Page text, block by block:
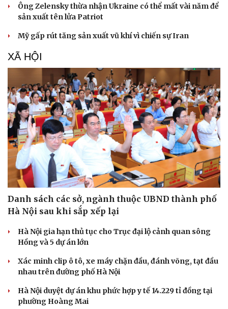
Sản phụ khoa
Nhi khoa
Làm đẹp - giảm cân
Ăn sạch sống khỏe
Tình yêu - Gia đình
Ông Zelensky thừa nhận Ukraine có thể mất vài năm để
sản xuất tên lửa Patriot
Mỹ gấp rút tăng sản xuất vũ khí vì chiến sự Iran
XÃ HỘI
Danh sách các sở, ngành thuộc UBND thành phố
Hà Nội sau khi sắp xếp lại
Hà Nội gia hạn thủ tục cho Trục đại lộ cảnh quan sông
Hồng và 5 dự án lớn
Xác minh clip ô tô, xe máy chặn đầu, đánh võng, tạt đầu
nhau trên đường phố Hà Nội
Hà Nội duyệt dự án khu phức hợp y tế 14.229 tỉ đồng tại
phường Hoàng Mai